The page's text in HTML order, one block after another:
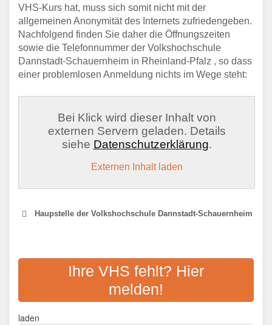
VHS-Kurs hat, muss sich somit nicht mit der
allgemeinen Anonymität des Internets zufriedengeben.
Nachfolgend finden Sie daher die Öffnungszeiten
sowie die Telefonnummer der Volkshochschule
Dannstadt-Schauernheim in Rheinland-Pfalz , so dass
einer problemlosen Anmeldung nichts im Wege steht:
Bei Klick wird dieser Inhalt von
externen Servern geladen. Details
siehe Datenschutzerklärung.
Externen Inhalt laden
Haupstelle der Volkshochschule Dannstadt-Schauernheim
VHS LUDWIGSHAFEN
Adresse: Im Bürgerhof, 67059 Ludwigshafen
Ihre VHS fehlt? Hier
melden!
laden